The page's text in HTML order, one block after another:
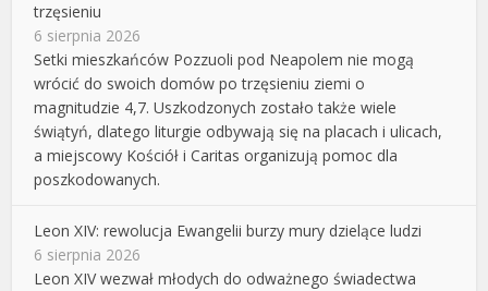
trzęsieniu
6 sierpnia 2026
Setki mieszkańców Pozzuoli pod Neapolem nie mogą
wrócić do swoich domów po trzęsieniu ziemi o
magnitudzie 4,7. Uszkodzonych zostało także wiele
świątyń, dlatego liturgie odbywają się na placach i ulicach,
a miejscowy Kościół i Caritas organizują pomoc dla
poszkodowanych.
Leon XIV: rewolucja Ewangelii burzy mury dzielące ludzi
6 sierpnia 2026
Leon XIV wezwał młodych do odważnego świadectwa